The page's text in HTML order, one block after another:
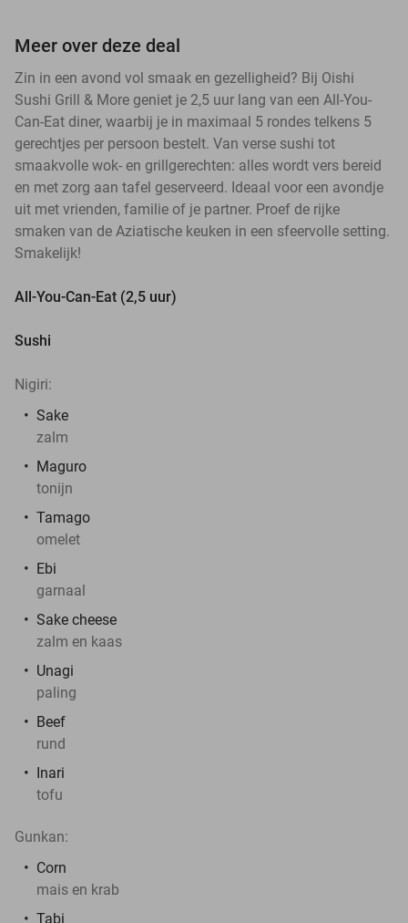
Meer over deze deal
Zin in een avond vol smaak en gezelligheid? Bij Oishi
Sushi Grill & More geniet je 2,5 uur lang van een All-You-
Can-Eat diner, waarbij je in maximaal 5 rondes telkens 5
gerechtjes per persoon bestelt. Van verse sushi tot
smaakvolle wok- en grillgerechten: alles wordt vers bereid
en met zorg aan tafel geserveerd. Ideaal voor een avondje
uit met vrienden, familie of je partner. Proef de rijke
smaken van de Aziatische keuken in een sfeervolle setting.
Smakelijk!
All-You-Can-Eat (2,5 uur)
Sushi
Nigiri:
Sake
zalm
Maguro
tonijn
Tamago
omelet
Ebi
garnaal
Sake cheese
zalm en kaas
Unagi
paling
Beef
rund
Inari
tofu
Gunkan:
Corn
mais en krab
Tabi